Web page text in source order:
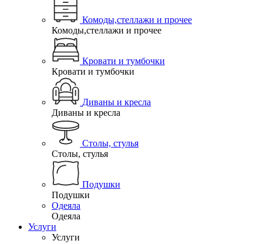
Комоды,стеллажи и прочее
Комоды,стеллажи и прочее
Кровати и тумбочки
Кровати и тумбочки
Диваны и кресла
Диваны и кресла
Столы, стулья
Столы, стулья
Подушки
Подушки
Одеяла
Одеяла
Услуги
Услуги